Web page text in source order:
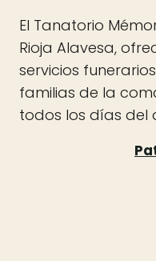
El Tanatorio
Rioja Alavesa,
servicios
familias de la
todos los días del